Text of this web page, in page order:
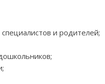
и родителей;